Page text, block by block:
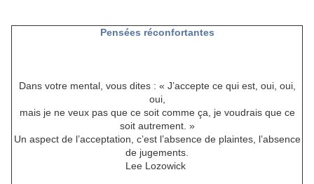
Pensées réconfortantes
Dans votre mental, vous dites : « J’accepte ce qui est, oui, oui,
oui,
mais je ne veux pas que ce soit comme ça, je voudrais que ce
soit autrement. »
Un aspect de l’acceptation, c’est l’absence de plaintes, l’absence
de jugements.
Lee Lozowick